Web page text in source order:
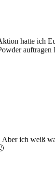
hatte ich
ich weiß